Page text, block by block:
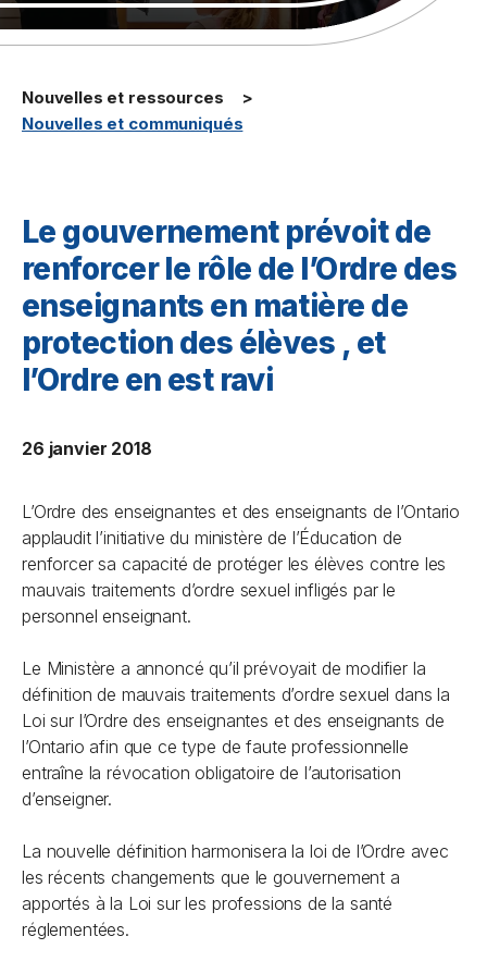
Nouvelles et ressources
Nouvelles et communiqués
Le gouvernement prévoit de
renforcer le rôle de l’Ordre des
enseignants en matière de
protection des élèves , et
l’Ordre en est ravi
26 janvier 2018
L’Ordre des enseignantes et des enseignants de l’Ontario
applaudit l’initiative du ministère de l’Éducation de
renforcer sa capacité de protéger les élèves contre les
mauvais traitements d’ordre sexuel infligés par le
personnel enseignant.
Le Ministère a annoncé qu’il prévoyait de modifier la
définition de mauvais traitements d’ordre sexuel dans la
Loi sur l’Ordre des enseignantes et des enseignants de
l’Ontario afin que ce type de faute professionnelle
entraîne la révocation obligatoire de l’autorisation
d’enseigner.
La nouvelle définition harmonisera la loi de l’Ordre avec
les récents changements que le gouvernement a
apportés à la Loi sur les professions de la santé
réglementées.